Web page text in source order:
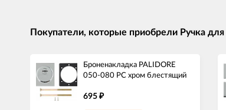
Покупатели, которые приобрели Ручка
Броненакладка PALIDORE
050-080 PC хром блестящий
695 ₽